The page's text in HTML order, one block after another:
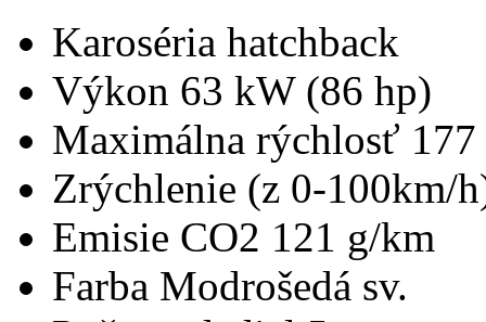
Karoséria hatchback
Výkon 63 kW (86 hp)
Maximálna rýchlosť
Zrýchlenie (z 0-100km/
Emisie CO2 121 g/km
Farba Modrošedá sv.